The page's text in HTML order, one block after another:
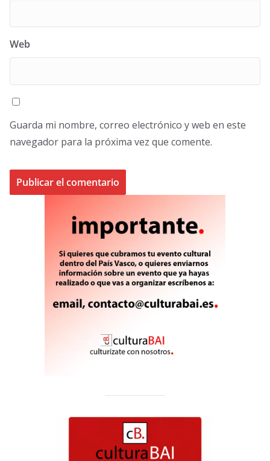
Web
Guarda mi nombre, correo electrónico y web en este
navegador para la próxima vez que comente.